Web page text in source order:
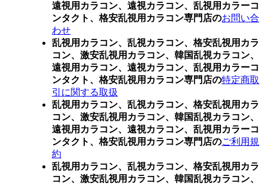
遠視用カラコン、遠視カラコン、乱視用カラーコ
ンタクト、格安乱視用カラコン専門店のお問い合
わせ
乱視用カラコン、乱視カラコン、格安乱視用カラ
コン、激安乱視用カラコン、韓国乱視カラコン、
遠視用カラコン、遠視カラコン、乱視用カラーコ
ンタクト、格安乱視用カラコン専門店の特定商取
引に関する取扱
乱視用カラコン、乱視カラコン、格安乱視用カラ
コン、激安乱視用カラコン、韓国乱視カラコン、
遠視用カラコン、遠視カラコン、乱視用カラーコ
ンタクト、格安乱視用カラコン専門店のご利用規
約
乱視用カラコン、乱視カラコン、格安乱視用カラ
コン、激安乱視用カラコン、韓国乱視カラコン、